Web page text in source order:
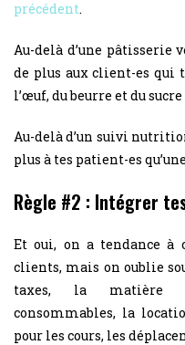
précédent.
Au-delà d’une pâtisserie
de plus aux client-es qui
l’œuf, du beurre et du sucre
Au-delà d’un suivi
plus à tes patient-es
Règle #2 : Intégrer
Et oui, on a tendance à
clients, mais on oublie
taxes, la matière
consommables, la
pour les cours, les